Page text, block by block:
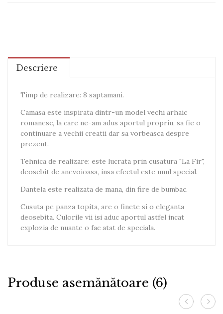
Descriere
Timp de realizare: 8 saptamani.
Camasa este inspirata dintr-un model vechi arhaic
romanesc, la care ne-am adus aportul propriu, sa fie o
continuare a vechii creatii dar sa vorbeasca despre
prezent.
Tehnica de realizare: este lucrata prin cusatura "La Fir",
deosebit de anevoioasa, insa efectul este unul special.
Dantela este realizata de mana, din fire de bumbac.
Cusuta pe panza topita, are o finete si o eleganta
deosebita. Culorile vii isi aduc aportul astfel incat
explozia de nuante o fac atat de speciala.
Produse asemănătoare (6)